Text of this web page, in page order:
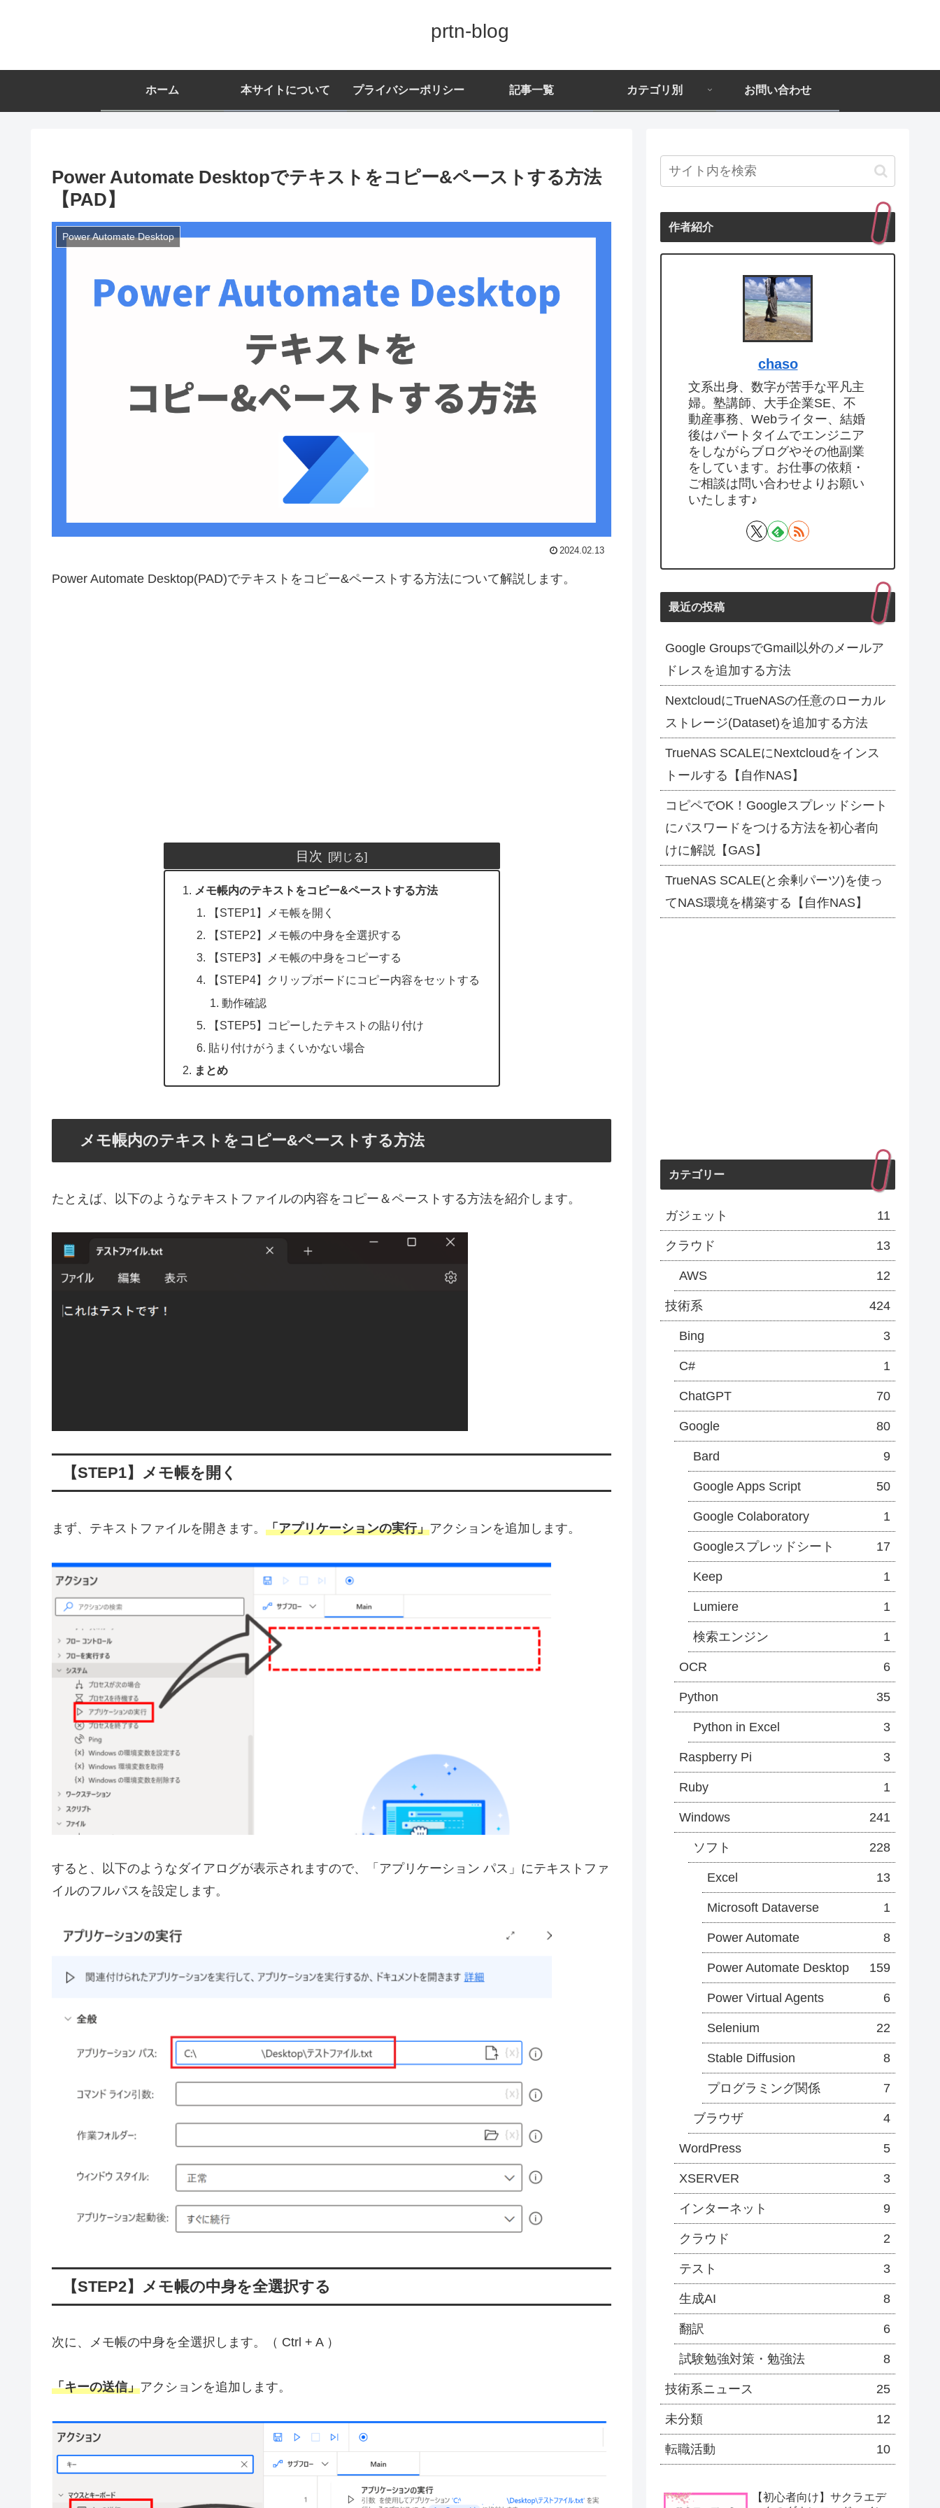
prtn-blog
ホーム 本サイトについて プライバシーポリシー 記事一覧 カテゴリ別 お問い合わせ
Power Automate Desktopでテキストをコピー&ペーストする方法
【PAD】
Power Automate Desktop
2024.02.13
Power Automate Desktop(PAD)でテキストをコピー&ペーストする方法について解説します。
目次
メモ帳内のテキストをコピー&ペーストする方法
【STEP1】メモ帳を開く
【STEP2】メモ帳の中身を全選択する
【STEP3】メモ帳の中身をコピーする
【STEP4】クリップボードにコピー内容をセットする
動作確認
【STEP5】コピーしたテキストの貼り付け
貼り付けがうまくいかない場合
まとめ
メモ帳内のテキストをコピー&ペーストする方法
たとえば、以下のようなテキストファイルの内容をコピー＆ペーストする方法を紹介します。
【STEP1】メモ帳を開く
まず、テキストファイルを開きます。 「アプリケーションの実行」アクションを追加します。
すると、以下のようなダイアログが表示されますので、「アプリケーション パス」にテキストファ
イルのフルパスを設定します。
【STEP2】メモ帳の中身を全選択する
次に、メモ帳の中身を全選択します。（ Ctrl + A ）
「キーの送信」アクションを追加します。
作者紹介
chaso
文系出身、数字が苦手な平凡主
婦。塾講師、大手企業SE、不
動産事務、Webライター、結婚
後はパートタイムでエンジニア
をしながらブログやその他副業
をしています。お仕事の依頼・
ご相談は問い合わせよりお願い
いたします♪
最近の投稿
Google GroupsでGmail以外のメールア
ドレスを追加する方法
NextcloudにTrueNASの任意のローカル
ストレージ(Dataset)を追加する方法
TrueNAS SCALEにNextcloudをインス
トールする【自作NAS】
コピペでOK！Googleスプレッドシート
にパスワードをつける方法を初心者向
けに解説【GAS】
TrueNAS SCALE(と余剰パーツ)を使っ
てNAS環境を構築する【自作NAS】
カテゴリー
ガジェット 11
クラウド 13
AWS 12
技術系 424
Bing 3
C# 1
ChatGPT 70
Google 80
Bard 9
Google Apps Script 50
Google Colaboratory 1
Googleスプレッドシート 17
Keep 1
Lumiere 1
検索エンジン 1
OCR 6
Python 35
Python in Excel 3
Raspberry Pi 3
Ruby 1
Windows 241
ソフト 228
Excel 13
Microsoft Dataverse 1
Power Automate 8
Power Automate Desktop 159
Power Virtual Agents 6
Selenium 22
Stable Diffusion 8
プログラミング関係 7
ブラウザ 4
WordPress 5
XSERVER 3
インターネット 9
クラウド 2
テスト 3
生成AI 8
翻訳 6
試験勉強対策・勉強法 8
技術系ニュース 25
未分類 12
転職活動 10
【初心者向け】サクラエデ